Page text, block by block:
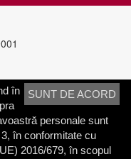
SUNT DE ACORD
în
personale sunt
în conformitate cu
2016/679, în scopul